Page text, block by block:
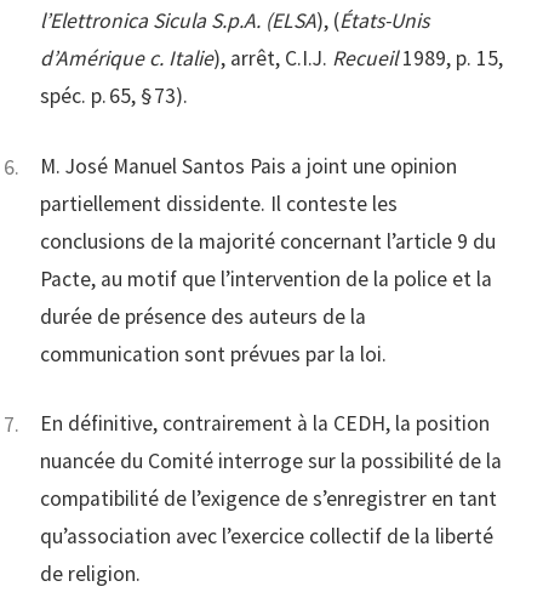
l’Elettronica Sicula S.p.A. (ELSA), (États-Unis
d’Amérique c. Italie), arrêt, C.I.J. Recueil1989, p. 15,
spéc. p. 65, § 73).
M. José Manuel Santos Pais a joint une opinion
partiellement dissidente. Il conteste les
conclusions de la majorité concernant l’article 9 du
Pacte, au motif que l’intervention de la police et la
durée de présence des auteurs de la
communication sont prévues par la loi.
En définitive, contrairement à la CEDH, la position
nuancée du Comité interroge sur la possibilité de la
compatibilité de l’exigence de s’enregistrer en tant
qu’association avec l’exercice collectif de la liberté
de religion.